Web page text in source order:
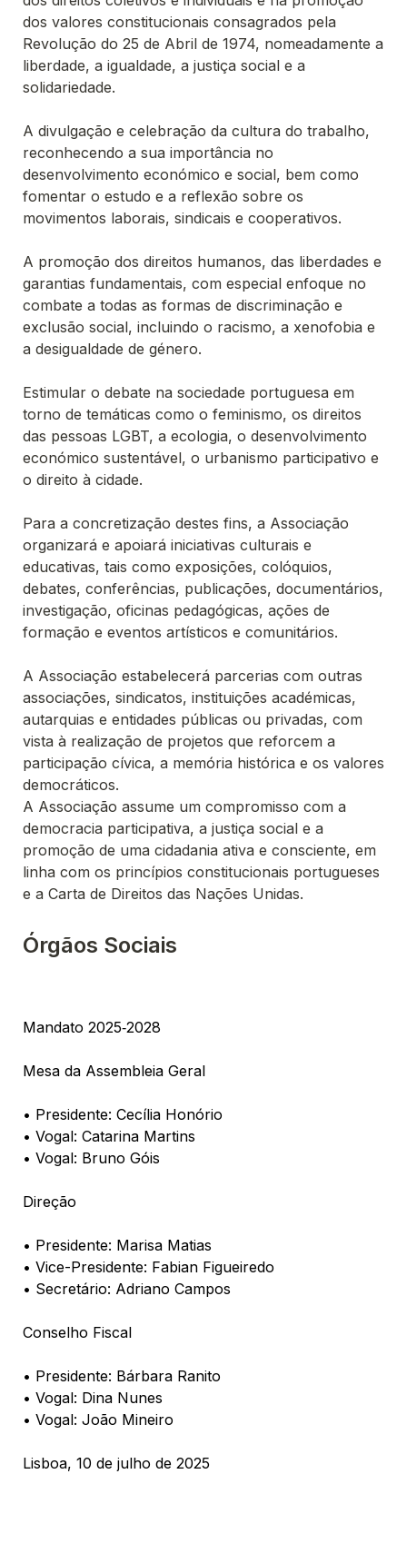
dos valores constitucionais consagrados pela
Revolução do 25 de Abril de 1974, nomeadamente a
liberdade, a igualdade, a justiça social e a
solidariedade.
A divulgação e celebração da cultura do trabalho,
reconhecendo a sua importância no
desenvolvimento económico e social, bem como
fomentar o estudo e a reflexão sobre os
movimentos laborais, sindicais e cooperativos.
A promoção dos direitos humanos, das liberdades e
garantias fundamentais, com especial enfoque no
combate a todas as formas de discriminação e
exclusão social, incluindo o racismo, a xenofobia e
a desigualdade de género.
Estimular o debate na sociedade portuguesa em
torno de temáticas como o feminismo, os direitos
das pessoas LGBT, a ecologia, o desenvolvimento
económico sustentável, o urbanismo participativo e
o direito à cidade.
Para a concretização destes fins, a Associação
organizará e apoiará iniciativas culturais e
educativas, tais como exposições, colóquios,
debates, conferências, publicações, documentários,
investigação, oficinas pedagógicas, ações de
formação e eventos artísticos e comunitários.
A Associação estabelecerá parcerias com outras
associações, sindicatos, instituições académicas,
autarquias e entidades públicas ou privadas, com
vista à realização de projetos que reforcem a
participação cívica, a memória histórica e os valores
A Associação assume um compromisso com a
democracia participativa, a justiça social e a
promoção de uma cidadania ativa e consciente, em
linha com os princípios constitucionais portugueses
e a Carta de Direitos das Nações Unidas.
Órgãos Sociais
Mandato 2025‑2028
Mesa da Assembleia Geral
• Presidente: Cecília Honório
• Vogal: Catarina Martins
• Vogal: Bruno Góis
• Presidente: Marisa Matias
• Vice-Presidente: Fabian Figueiredo
• Secretário: Adriano Campos
Conselho Fiscal
• Presidente: Bárbara Ranito
• Vogal: Dina Nunes
• Vogal: João Mineiro
Lisboa, 10 de julho de 2025